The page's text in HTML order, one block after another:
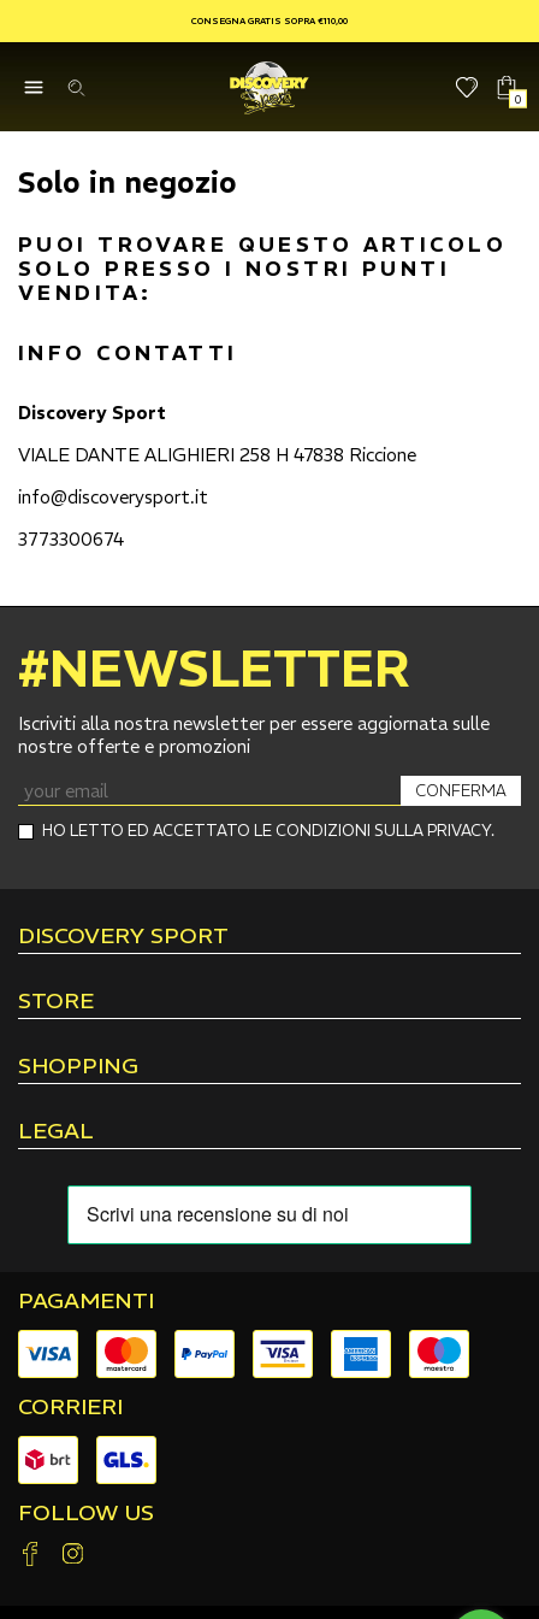
CONSEGNA GRATIS SOPRA €110,00
0
Solo in negozio
PUOI TROVARE QUESTO ARTICOLO
SOLO PRESSO I NOSTRI PUNTI
VENDITA:
INFO CONTATTI
Discovery Sport
VIALE DANTE ALIGHIERI 258 H 47838 Riccione
info@discoverysport.it
3773300674
#NEWSLETTER
Iscriviti alla nostra newsletter per essere aggiornata sulle
nostre offerte e promozioni
HO LETTO ED ACCETTATO LE CONDIZIONI SULLA PRIVACY.
CONFERMA
DISCOVERY SPORT
STORE
SHOPPING
LEGAL
PAGAMENTI
CORRIERI
FOLLOW US